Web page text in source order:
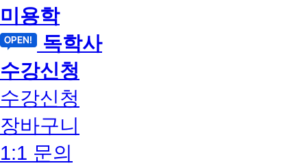
미용학
독학사
수강신청
수강신청
장바구니
1:1 문의